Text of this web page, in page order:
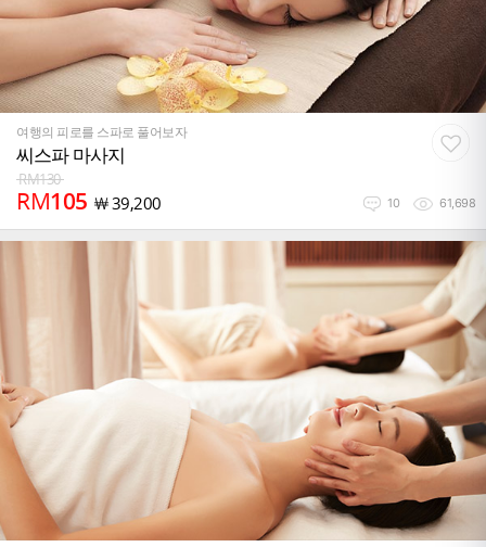
여행의 피로를 스파로 풀어보자
씨스파 마사지
RM130
RM105 ￦39,200 10 61,698